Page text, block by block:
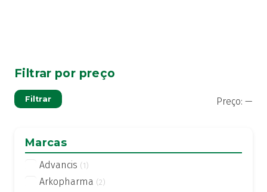
Filtrar por preço
Filtrar Preço: —
Marcas
Advancis (1)
Arkopharma (2)